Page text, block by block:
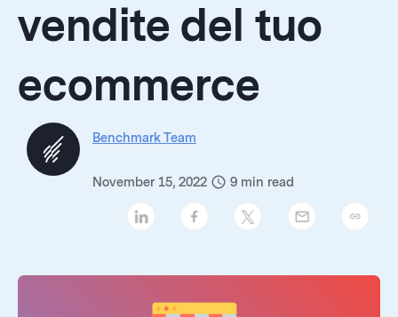
vendite del tuo
ecommerce
Benchmark Team
November 15, 2022 9 min read